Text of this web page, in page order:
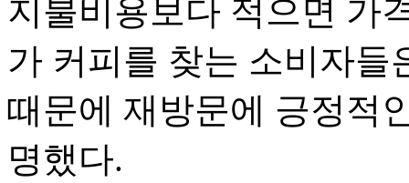
지불비용보다 적으면 가
가 커피를 찾는 소비자들
때문에 재방문에 긍정적
명했다.